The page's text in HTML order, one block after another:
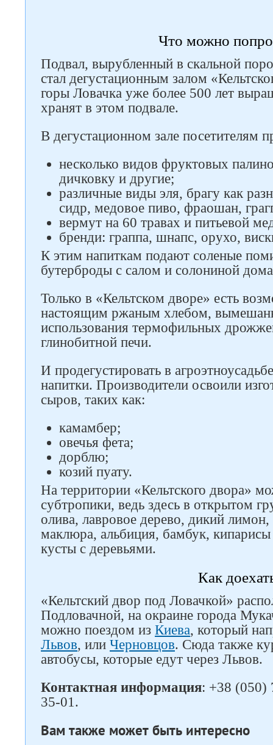
Что можно
Подвал, вырубленный в скальной
стал дегустационным залом
горы Ловачка уже более 500 лет
хранят в этом подвале.
В дегустационном зале посетителям
несколько видов фруктовых
дичковку и другие;
различные виды эля, брагу как
сидр, медовое пиво, фраошан,
вермут на 60 травах и питьевой
бренди: граппа, шнапс, орухо,
К этим напиткам подают соленые
бутерброды с салом и солониной
Только в «Кельтском дворе» есть
настоящим ржаным хлебом,
использования термофильных
глинобитной печи.
И продегустировать в
напитки. Производители освоили
сыров, таких как:
камамбер;
овечья фета;
дорблю;
козий пуату.
На территории «Кельтского двора»
субтропики, ведь здесь в открытом
олива, лавровое дерево, дикий
маклюра, альбиция, бамбук, кипарисы
кусты с деревьями.
Как
«Кельтский двор под Ловачкой»
Подловачной, на окраине города
можно поездом из Киева, который
Львов, или Черновцов. Сюда также
автобусы, которые едут через Львов.
Контактная информация: +38 (050)
35-01.
Вам также может быть интересно
Следите за нами в соцсетях